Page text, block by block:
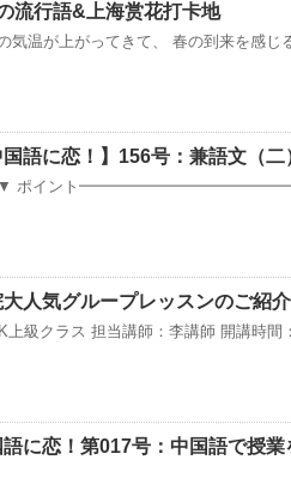
流行語&上海赏花打卡地
気温が上がってきて、 春の到来を感
国語に恋！】156号：兼語文（二
ポイント
人気グループレッスンのご紹介
上級クラス 担当講師：李講師 開講時間
語に恋！第017号：中国語で授